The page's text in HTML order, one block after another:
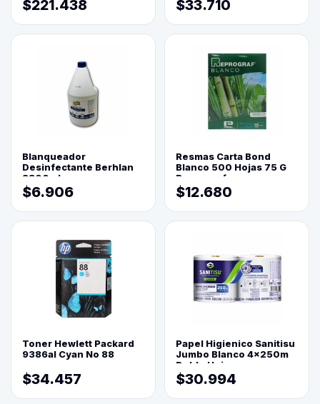
$221.438 $33.710
Blanqueador
Desinfectante Berhlan
3800ml
$6.906
Resmas Carta Bond
Blanco 500 Hojas 75 G
Reprograf.
$12.680
Toner Hewlett Packard
9386al Cyan No 88
$34.457
Papel Higienico Sanitisu
Jumbo Blanco 4x250m
Doble Hoja
$30.994